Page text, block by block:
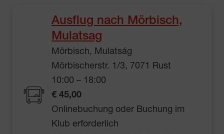
Ausflug nach Mörbisch,
Mulatsag
Mörbisch, Mulatság
Mörbischerstr. 1/3, 7071 Rust
10:00 – 18:00
€ 45,00
Onlinebuchung oder Buchung im
Klub erforderlich